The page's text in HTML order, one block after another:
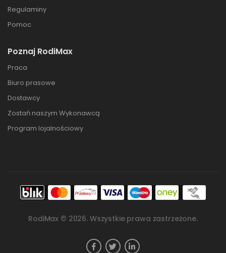
Regulaminy
Pomoc
Poznaj RodiMax
Praca
Biuro prasowe
Dostawcy
Zostań naszym Wykonawcą
Program lojalnościowy
RodiMax © 2026. Wszystkie prawa zastrzeżone.